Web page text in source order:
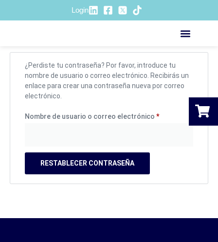
Login
Mi cuenta
¿Perdiste tu contraseña? Por favor, introduce tu
nombre de usuario o correo electrónico. Recibirás un
enlace para crear una contraseña nueva por correo
electrónico.
Nombre de usuario o correo electrónico *
RESTABLECER CONTRASEÑA